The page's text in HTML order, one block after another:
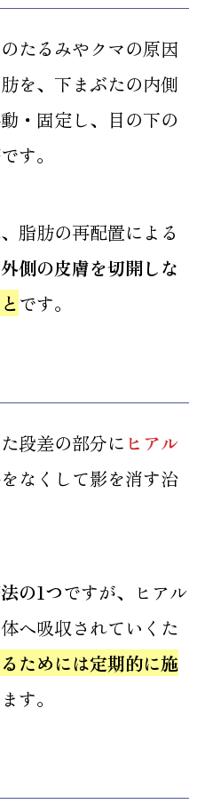
たるみやクマの原因
を、下まぶたの内側
・固定し、目の下の
す。
脂肪の再配置による
外側の皮膚を切開しな
です。
段差の部分に ヒアル
なくして影を消す治
の1つですが、ヒアル
へ吸収されていくた
ためには定期的に施
す。